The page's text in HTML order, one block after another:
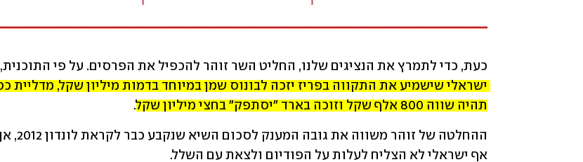
כעת, כדי לתמרץ את הנציגים שלנו, החליט השר זוהר להכפיל את הפרסים. על פי התוכנית,
תהיה שווה 800 אלף שקל וזוכה בארד "יסתפק" בחצי מיליון שקל
.
אף ישראלי לא הצליח לעלות על הפודיום ולצאת עם השלל.